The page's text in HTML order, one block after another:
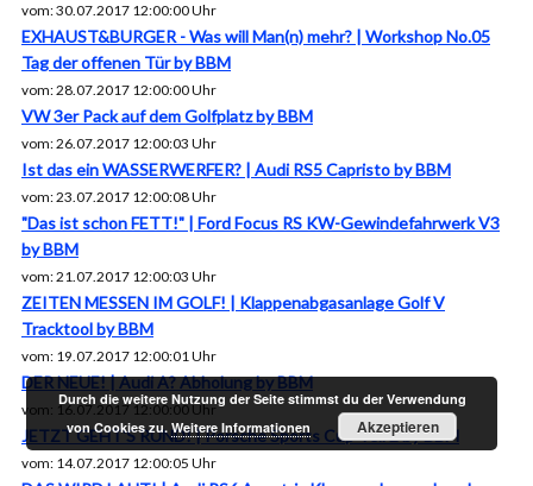
vom: 30.07.2017 12:00:00 Uhr
EXHAUST&BURGER - Was will Man(n) mehr? | Workshop No.05
Tag der offenen Tür by BBM
vom: 28.07.2017 12:00:00 Uhr
VW 3er Pack auf dem Golfplatz by BBM
vom: 26.07.2017 12:00:03 Uhr
Ist das ein WASSERWERFER? | Audi RS5 Capristo by BBM
vom: 23.07.2017 12:00:08 Uhr
"Das ist schon FETT!" | Ford Focus RS KW-Gewindefahrwerk V3
by BBM
vom: 21.07.2017 12:00:03 Uhr
ZEITEN MESSEN IM GOLF! | Klappenabgasanlage Golf V
Tracktool by BBM
vom: 19.07.2017 12:00:01 Uhr
DER NEUE! | Audi A? Abholung by BBM
vom: 16.07.2017 12:00:00 Uhr
JETZT GEHT'S RUND! | Porsche Sports Cup Teil 2 by BBM
vom: 14.07.2017 12:00:05 Uhr
Durch die weitere Nutzung der Seite stimmst du der Verwendung
von Cookies zu.Weitere Informationen Akzeptieren